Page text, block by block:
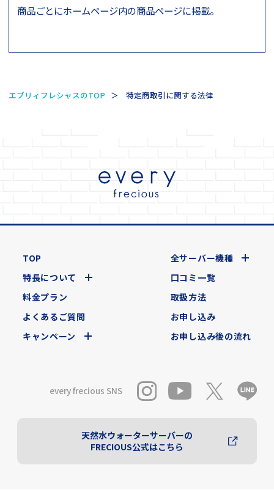
商品ごとにホームページ内の商品ページに掲載。
エブリィフレシャスのTOP 特定商取引に関する法律
TOP
特長について
料金プラン
よくあるご質問
キャンペーン
全サーバー機種
口コミ一覧
取扱方法
お申し込み
お申し込み後の流れ
every frecious SNS
天然水ウォーターサーバーの
FRECIOUS公式はこちら